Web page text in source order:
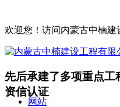
欢迎您！访问内蒙古中楠建
先后承建了多项重点
资信认证
网站